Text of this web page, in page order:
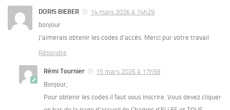
DORIS BIEBER
14 mars 2026 à 14h29
bonjour
J’aimerais obtenir les codes d’accès. Merci pur votre travail
Répondre
Rémi Tournier
15 mars 2026 à 17h58
Bonjour,
Pour obtenir les codes il faut vous inscrire. Vous devez cliquer